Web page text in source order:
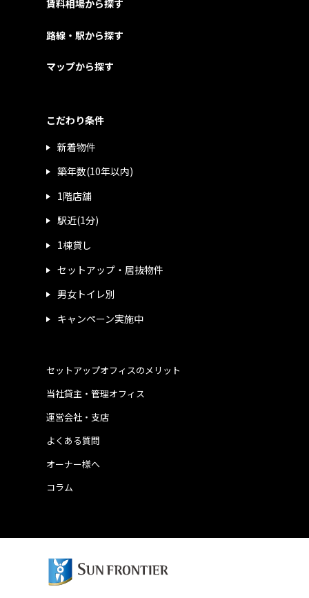
賃料相場から探す
路線・駅から探す
マップから探す
こだわり条件
新着物件
築年数(10年以内)
1階店舗
駅近(1分)
1棟貸し
セットアップ・居抜物件
男女トイレ別
キャンペーン実施中
運営会社・支店
よくある質問
当社貸主・管理オフィス
オーナー様へ
コラム
セットアップオフィスのメリット